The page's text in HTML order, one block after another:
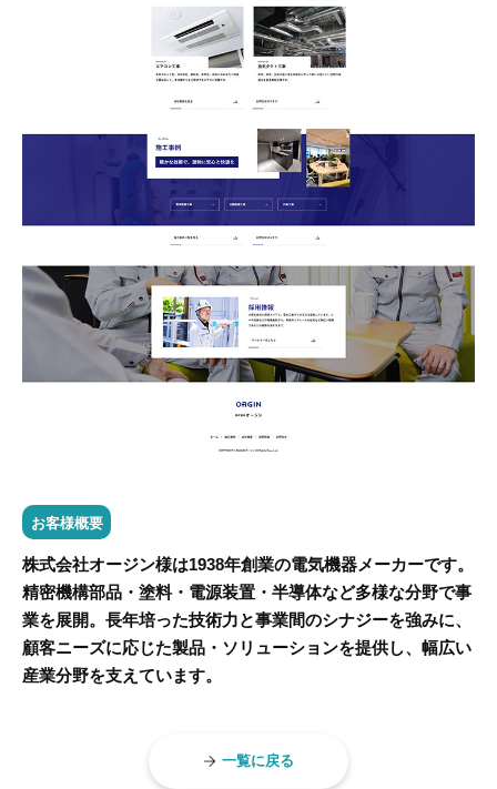
お客様概要
株式会社オージン様は1938年創業の電気機器メーカーです。
精密機構部品・塗料・電源装置・半導体など多様な分野で事
業を展開。長年培った技術力と事業間のシナジーを強みに、
顧客ニーズに応じた製品・ソリューションを提供し、幅広い
産業分野を支えています。
一覧に戻る